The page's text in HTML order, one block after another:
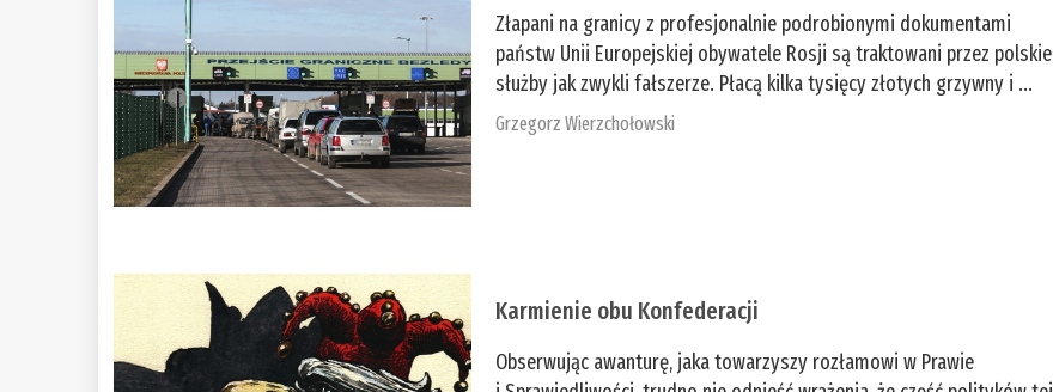
Złapani na granicy z profesjonalnie podrobionymi dokumentami
państw Unii Europejskiej obywatele Rosji są traktowani przez polskie
służby jak zwykli fałszerze. Płacą kilka tysięcy złotych grzywny i ...
Grzegorz Wierzchołowski
Karmienie obu Konfederacji
Obserwując awanturę, jaka towarzyszy rozłamowi w Prawie